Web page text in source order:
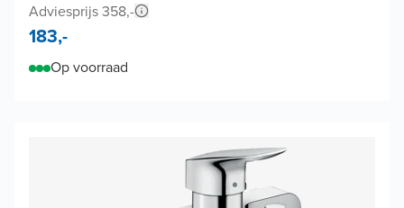
Adviesprijs 358,-
183,-
Op voorraad